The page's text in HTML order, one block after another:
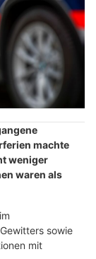
machte
weniger
waren als
sowie
mit